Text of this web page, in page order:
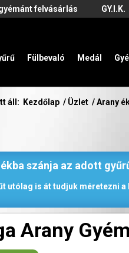
felvásárlás GY.I.K.
Fülbevaló Medál
áll: Kezdőlap / Üzlet / Arany
szánja az adott
utólag is át tudjuk méretezni a
Arany